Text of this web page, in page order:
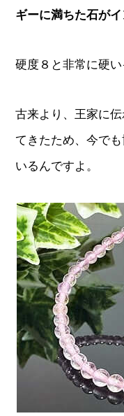
ギーに満ちた石が
硬度８と非常に硬い
古来より、王家に
てきたため、今で
いるんですよ。